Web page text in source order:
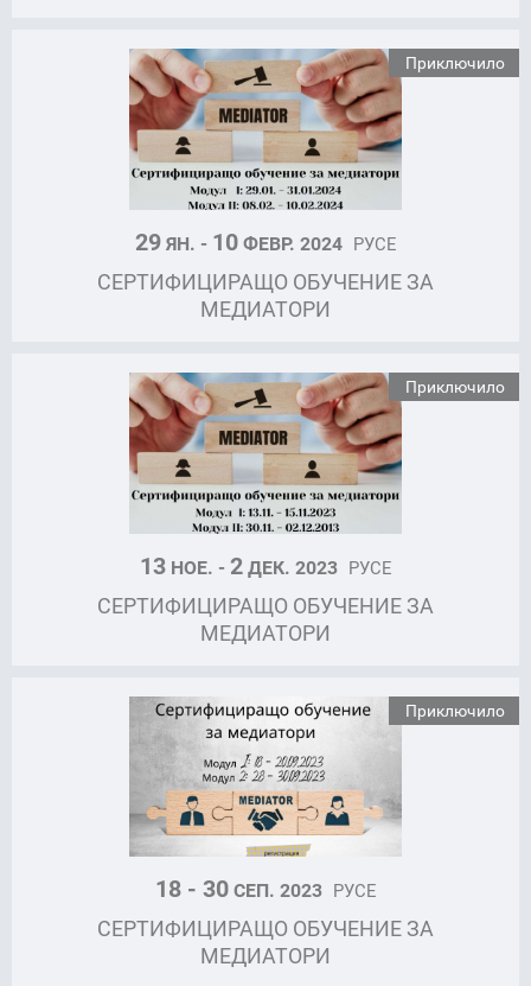
Приключило
29ЯН. - 10ФЕВР. 2024 РУСЕ
СЕРТИФИЦИРАЩО ОБУЧЕНИЕ ЗА
МЕДИАТОРИ
Приключило
13 НОЕ. - 2ДЕК. 2023 РУСЕ
СЕРТИФИЦИРАЩО ОБУЧЕНИЕ ЗА
МЕДИАТОРИ
Приключило
18 - 30СЕП. 2023 РУСЕ
СЕРТИФИЦИРАЩО ОБУЧЕНИЕ ЗА
МЕДИАТОРИ